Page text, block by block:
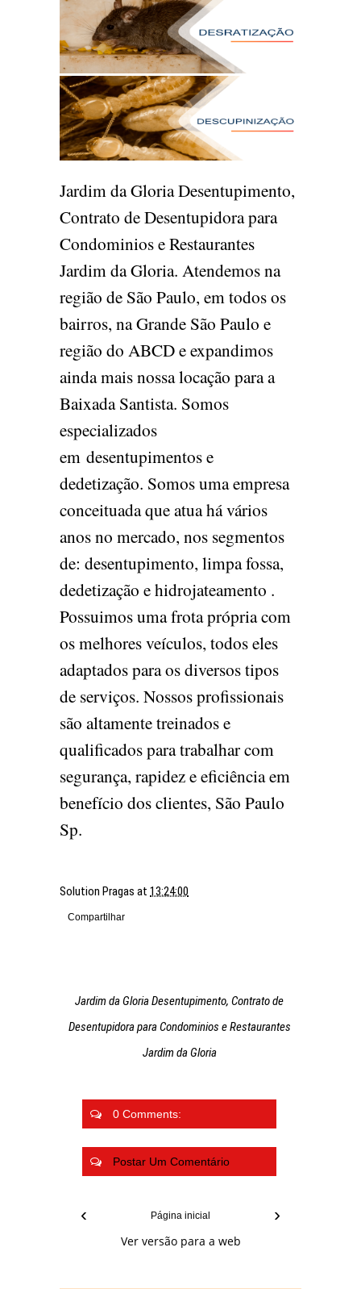
Jardim da Gloria Desentupimento,
Contrato de Desentupidora para
Condominios e Restaurantes
Jardim da Gloria. Atendemos na
região de São Paulo, em todos os
bairros, na Grande São Paulo e
região do ABCD e expandimos
ainda mais nossa locação para a
Baixada Santista. Somos
especializados
em desentupimentos e
dedetização. Somos uma empresa
conceituada que atua há vários
anos no mercado, nos segmentos
de: desentupimento, limpa fossa,
dedetização e hidrojateamento .
Possuimos uma frota própria com
os melhores veículos, todos eles
adaptados para os diversos tipos
de serviços. Nossos profissionais
são altamente treinados e
qualificados para trabalhar com
segurança, rapidez e eficiência em
benefício dos clientes, São Paulo
Sp.
Solution Pragas at 13:24:00
Compartilhar
Jardim da Gloria Desentupimento, Contrato de
Desentupidora para Condominios e Restaurantes
Jardim da Gloria
0 Comments:
Postar Um Comentário
‹ ›
Página inicial
Ver versão para a web